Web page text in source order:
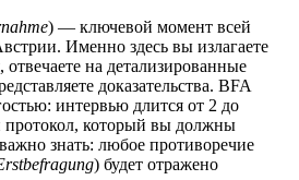
) — ключевой момент всей
Именно здесь вы излагаете
на детализированные
доказательства. BFA
интервью длится от 2 до
протокол, который вы должны
знать: любое противоречие
) будет отражено